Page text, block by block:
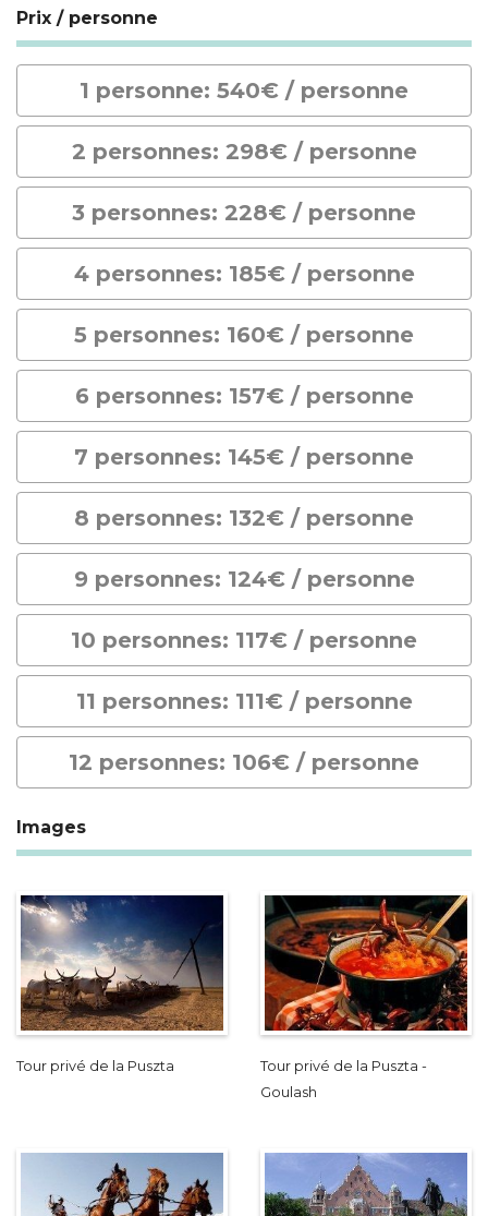
Prix / personne
1 personne: 540€ / personne
2 personnes: 298€ / personne
3 personnes: 228€ / personne
4 personnes: 185€ / personne
5 personnes: 160€ / personne
6 personnes: 157€ / personne
7 personnes: 145€ / personne
8 personnes: 132€ / personne
9 personnes: 124€ / personne
10 personnes: 117€ / personne
11 personnes: 111€ / personne
12 personnes: 106€ / personne
Images
Tour privé de la Puszta
Tour privé de la Puszta -
Goulash